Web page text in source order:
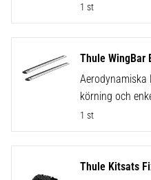
1 st
Thule WingBar
körning och
1 st
Thule Kitsats